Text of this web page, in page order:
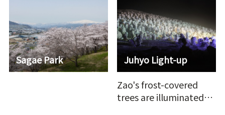
Sagae Park Juhyo Light-up
Zao's frost-covered
trees are illuminated